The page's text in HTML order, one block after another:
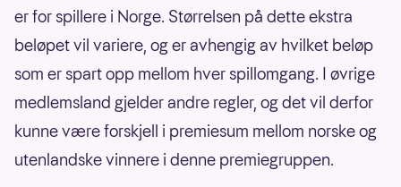
er for spillere i Norge. Størrelsen på dette ekstra
beløpet vil variere, og er avhengig av hvilket beløp
som er spart opp mellom hver spillomgang. I øvrige
medlemsland gjelder andre regler, og det vil derfor
kunne være forskjell i premiesum mellom norske og
utenlandske vinnere i denne premiegruppen.